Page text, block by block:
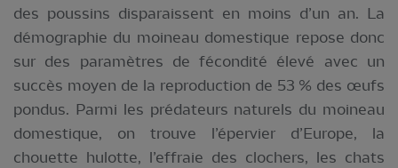
des poussins disparaissent en moins d’un an. La
démographie du moineau domestique repose donc
sur des paramètres de fécondité élevé avec un
succès moyen de la reproduction de 53 % des œufs
pondus. Parmi les prédateurs naturels du moineau
domestique, on trouve l’épervier d’Europe, la
chouette hulotte, l’effraie des clochers, les chats